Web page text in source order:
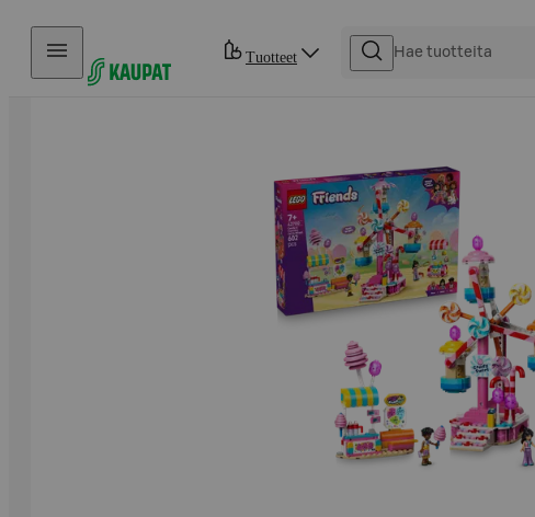
Hyppää sisältöön
Tuotteet